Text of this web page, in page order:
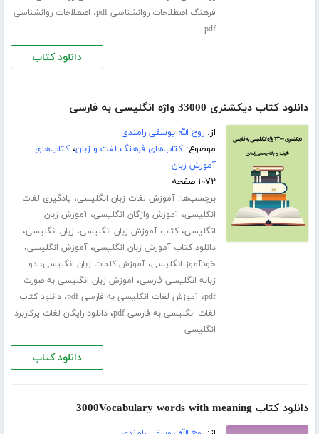
فرهنگ اصطلاحات روانشناسی pdf ، اصطلاحات روانشناسی
pdf
دانلود کتاب
دانلود کتاب دیکشنری 33000 واژه انگلیسی به فارسی
از:روح الله یوسفی رامندی
موضوع:کتاب‌های فرهنگ لغت و زبان،کتاب‌های
آموزش زبان
۱۰۷۲ صفحه
برچسب‌ها:آموزش لغات زبان انگلیسی، یادگیری لغات
انگلیسی،آموزش واژگان انگلیسی،آموزش زبان
انگلیسی،کتاب آموزش زبان انگلیسی، زبان انگلیسی،
دانلود کتاب آموزش زبان انگلیسی،آموزش انگلیسی،
خودآموز انگلیسی،آموزش کلمات زبان انگلیسی،دو
زبانه انگلیسی فارسی، اموزش زبان انگلیسی به صورت
pdf،آموزش لغات انگلیسی به فارسی pdf ،دانلود کتاب
لغات انگلیسی به فارسی pdf
،دانلود رایگان لغات پرکاربرد
انگلیسی
دانلود کتاب
دانلود کتاب 3000Vocabulary words with meaning